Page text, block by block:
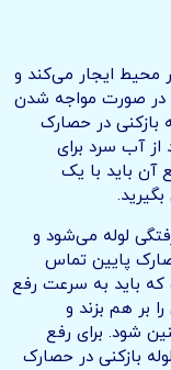
محیط ایجار می‌کند و
در صورت مواجه شدن
بازکنی در حصارک
آب سرد برای
آن باید با یک
لوله می‌شود و
پایین تماس
که باید به سرعت رفع
بر هم بزند و
شود. برای رفع
بازکنی در حصارک